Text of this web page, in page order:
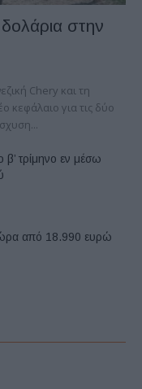
στην
Chery και τη
κεφάλαιο για τις δύο
τρίμηνο εν μέσω
από 18.990 ευρώ